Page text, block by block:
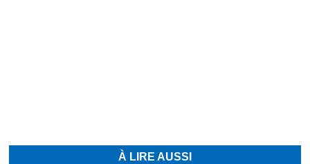
À LIRE AUSSI